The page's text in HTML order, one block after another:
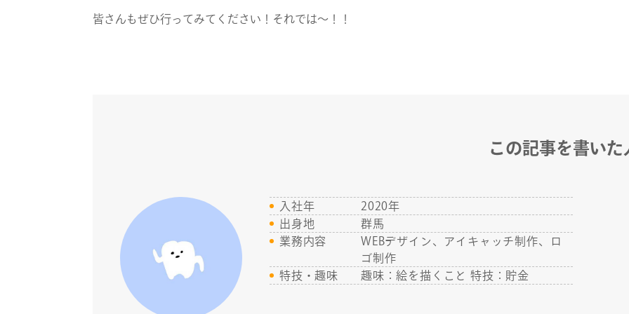
皆さんもぜひ行ってみてください！それでは〜！！
この記事を書いた
入社年
2020年
出身地
群馬
業務内容
WEBデザイン、アイキャッチ制作、ロ
ゴ制作
特技・趣味
趣味：絵を描くこと 特技：貯金